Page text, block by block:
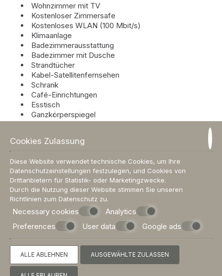
Wohnzimmer mit TV
Kostenloser Zimmersafe
Kostenloses WLAN (100 Mbit/s)
Klimaanlage
Badezimmerausstattung
Badezimmer mit Dusche
Strandtücher
Kabel-Satellitenfernsehen
Schrank
Café-Einrichtungen
Esstisch
Ganzkörperspiegel
Haartrockner
Kleine Küche
Poolhandtücher
Blick auf den Pool
Privater Balkon
Kühlschrank
Geldkassette
Meerblick
Schallisolierte Fenster
Schreibbüro
Esstisch
Bügeln/Bügeln
Wasserkocher
Toaster
Babywiege/Babystuhl
Cookies Zulassung
Diese Website verwendet technische Cookies, um Ihre
Datenschutzeinstellungen festzulegen, und Cookies von
Drittanbietern für Statistik- oder Marketingzwecke.
Durch die Nutzung dieser Website stimmen Sie unseren
Richtlinien zum Datenschutz zu.
Necessary cookies
Analytics
Preferences
User data Google ads
ALLE ABLEHNEN AUSGEWÄHLTE ZULASSEN